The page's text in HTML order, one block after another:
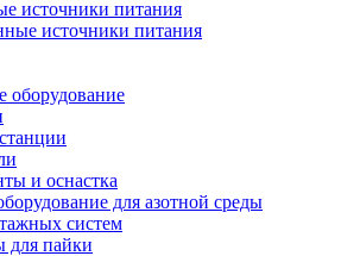
источники питания
источники питания
оборудование
и оснастка
для азотной среды
систем
для пайки